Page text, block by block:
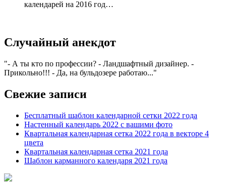
календарей на 2016 год…
Случайный анекдот
- А ты кто по профессии? - Ландшафтный дизайнер. -
Прикольно!!! - Да, на бульдозере работаю...
Свежие записи
Бесплатный шаблон календарной сетки 2022 года
Настенный календарь 2022 с вашими фото
Квартальная календарная сетка 2022 года в векторе 4
цвета
Квартальная календарная сетка 2021 года
Шаблон карманного календаря 2021 года